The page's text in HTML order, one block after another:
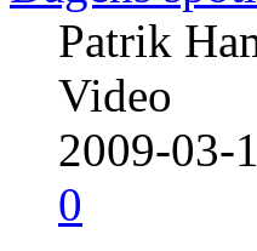
Patrik
Video
2009-03-
0